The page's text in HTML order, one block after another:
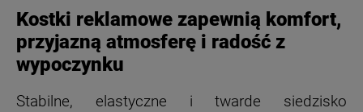
Kostki reklamowe zapewnią komfort,
przyjazną atmosferę i radość z
wypoczynku
Stabilne, elastyczne i twarde siedzisko